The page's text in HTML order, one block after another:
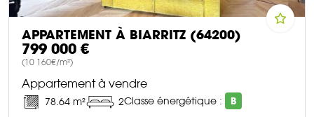
APPARTEMENT À BIARRITZ (64200)
799 000 €
(10 160€/m²)
Appartement à vendre
78.64 m² 2Classe énergétique : B